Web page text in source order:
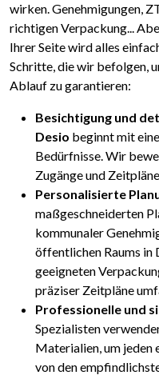
wirken. Genehmigungen,
richtigen Verpackung...
Ihrer Seite wird alles
Schritte, die wir befolgen,
Ablauf zu garantieren:
Besichtigung und
Desio beginnt mit
Bedürfnisse. Wir
Zugänge und
Personalisierte
maßgeschneiderten
kommunaler
öffentlichen Raums in
geeigneten
präziser Zeitpläne
Professionelle und
Spezialisten
Materialien, um jeden
von den